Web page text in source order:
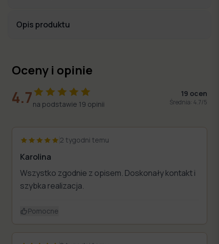
Opis produktu
Oceny i opinie
4.7na podstawie 19 opinii
19 ocen
Średnia: 4.7/5
2 tygodni temu
Karolina
Wszystko zgodnie z opisem. Doskonały kontakt i
szybka realizacja.
Pomocne